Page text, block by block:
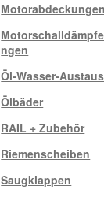
Motorabdeckungen
ngen
Öl-Wasser-
Ölbäder
RAIL + Zubehör
Riemenscheiben
Saugklappen